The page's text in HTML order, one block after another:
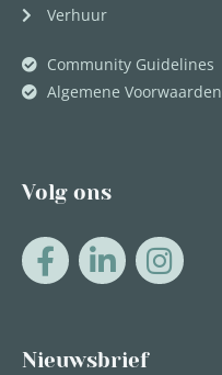
Verhuur
Community Guidelines
Algemene Voorwaarden
Volg ons
Nieuwsbrief